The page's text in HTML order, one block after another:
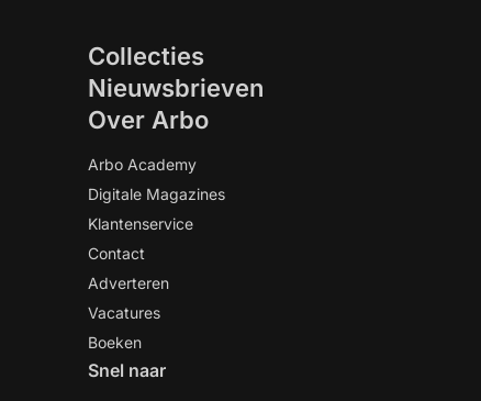
Collecties
Nieuwsbrieven
Over Arbo
Arbo Academy
Digitale Magazines
Klantenservice
Contact
Adverteren
Vacatures
Boeken
Snel naar